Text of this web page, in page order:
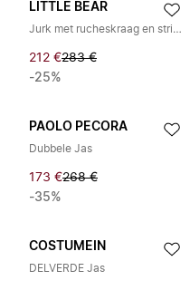
LITTLE BEAR
Jurk met rucheskraag en strik middenvoor
212 €283 €
-25%
PAOLO PECORA
Dubbele Jas
173 €268 €
-35%
COSTUMEIN
DELVERDE Jas